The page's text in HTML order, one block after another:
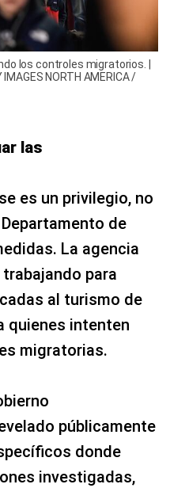
los controles migratorios. |
NORTH AMERICA /
las
es un privilegio, no
de
La agencia
para
al turismo de
quienes intenten
migratorias.
públicamente
donde
investigadas,